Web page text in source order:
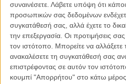
συναινέσετε. Λάβετε υπόψη ότι
προσωπικών σας δεδομένων
συγκατάθεσή σας, αλλά έχετε το
την επεξεργασία. Οι προτιμήσεις
τον ιστότοπο. Μπορείτε να αλλάξετε
ανακαλέσετε τη συγκατάθεσή σας
επιστρέφοντας σε αυτόν τον
κουμπί "Απορρήτου" στο κάτω μέρος
Η ιστορία του «The Hateful Eight»
παρακολουθεί μια ομάδα
ανταγωνιστές κυνηγούς κεφαλών, ένα
ομοσπονδιακού στρατού και μια
εγκλωβίζονται σ’ ένα σαλούν στη
τους εκτροχιάζεται και μια
Ο Κουέντιν Ταραντίνο θα επιλέξει το
σενάριό του και θα σκηνοθετήσει τη